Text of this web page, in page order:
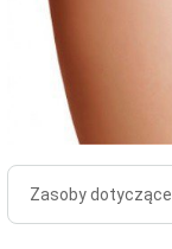
Zasoby